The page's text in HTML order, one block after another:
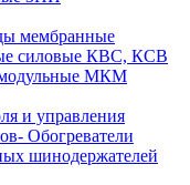
мембранные
силовые КВС, КСВ
МКМ
и управления
Обогреватели
шинодержателей